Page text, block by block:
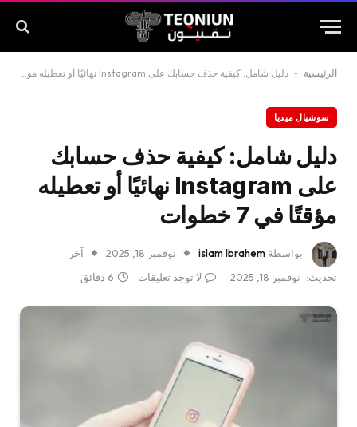
الرئيسية - دليل شامل: كيفية حذف حسابك على Instagram نهائيًا أو تعطيله مؤقتًا في 7 خطوات
سوشيال ميديا
دليل شامل: كيفية حذف حسابك
على Instagram نهائيًا أو تعطيله
مؤقتًا في 7 خطوات
بواسطة islam Ibrahem نوفمبر 18, 2025
آخر
تحديث: نوفمبر 18, 2025 لا توجد تعليقات 6 دقائق